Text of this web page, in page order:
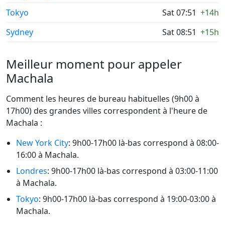
Tokyo
Sat 07:51 +14h
Sydney
Sat 08:51 +15h
Meilleur moment pour appeler
Machala
Comment les heures de bureau habituelles (9h00 à
17h00) des grandes villes correspondent à l'heure de
Machala :
New York City: 9h00-17h00 là-bas correspond à 08:00-
16:00 à Machala.
Londres: 9h00-17h00 là-bas correspond à 03:00-11:00
à Machala.
Tokyo: 9h00-17h00 là-bas correspond à 19:00-03:00 à
Machala.